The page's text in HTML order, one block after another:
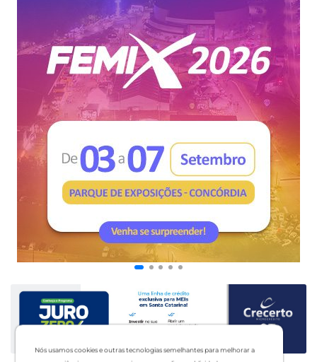
Nós usamos cookies e outras tecnologias semelhantes para melhorar a